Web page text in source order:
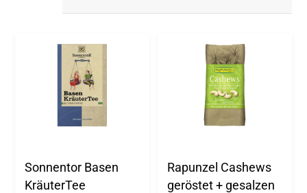
Sonnentor Basen
KräuterTee
Rapunzel Cashews
geröstet + gesalzen